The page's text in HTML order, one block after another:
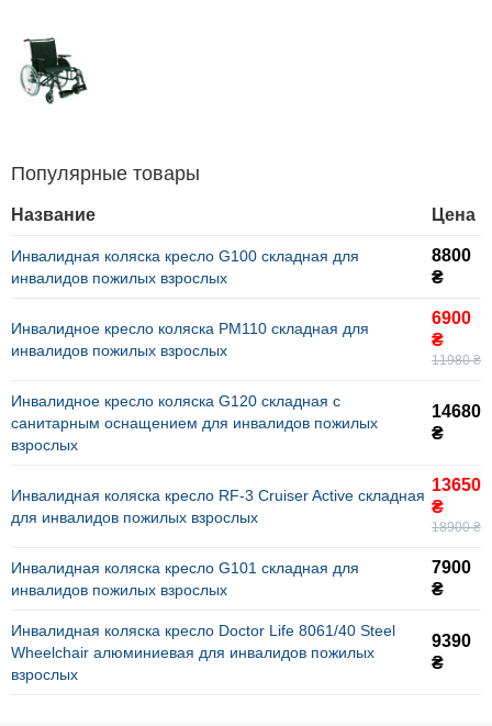
Популярные товары
Название Цена
Инвалидная коляска кресло G100 складная для
инвалидов пожилых взрослых
8800
₴
Инвалидное кресло коляска PM110 складная для
инвалидов пожилых взрослых
6900
₴
11980 ₴
Инвалидное кресло коляска G120 складная с
санитарным оснащением для инвалидов пожилых
взрослых
14680
₴
Инвалидная коляска кресло RF-3 Cruiser Active складная
для инвалидов пожилых взрослых
13650
₴
18900 ₴
Инвалидная коляска кресло G101 складная для
инвалидов пожилых взрослых
7900
₴
Инвалидная коляска кресло Doctor Life 8061/40 Steel
Wheelchair алюминиевая для инвалидов пожилых
взрослых
9390
₴